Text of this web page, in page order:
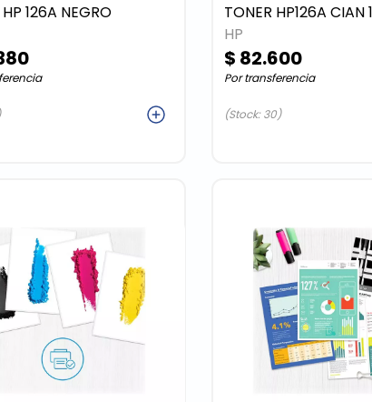
TONER HP 126A NEGRO
TONER HP126A CIAN
HP
$ 82.600
Por transferencia
(Stock: 30)